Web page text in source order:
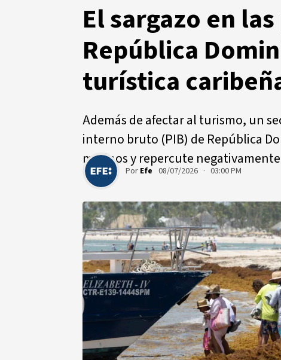
El sargazo en
República
turística
Además de afectar al turismo, un
interno bruto (PIB) de República
marinos y repercute
Por Efe 08/07/2026 · 03:00 PM